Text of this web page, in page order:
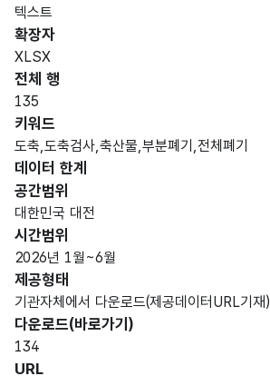
텍스트
확장자
XLSX
전체 행
135
키워드
도축,도축검사,축산물,부분폐기,전체폐기
데이터 한계
공간범위
대한민국 대전
시간범위
2026년 1월~6월
제공형태
기관자체에서 다운로드(제공데이터URL기재)
다운로드(바로가기)
134
URL